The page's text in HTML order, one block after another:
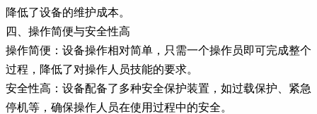
降低了设备的维护成本。
四、操作简便与安全性高
操作简便：设备操作相对简单，只需一个操作员即可完成整个
过程，降低了对操作人员技能的要求。
安全性高：设备配备了多种安全保护装置，如过载保护、紧急
停机等，确保操作人员在使用过程中的安全。